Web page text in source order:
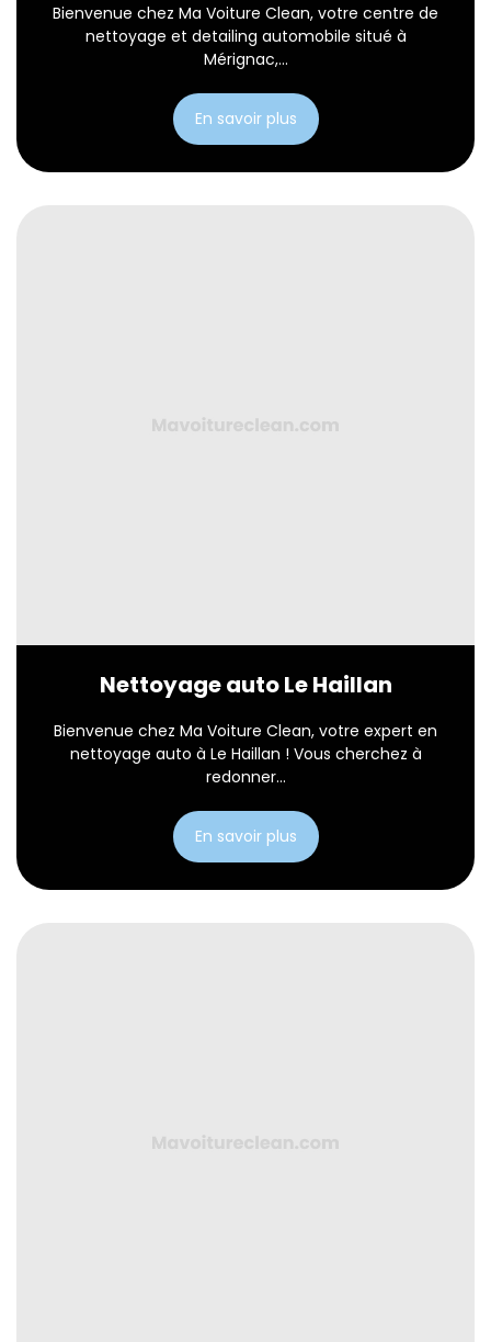
Bienvenue chez Ma Voiture Clean, votre centre de
nettoyage et detailing automobile situé à
Mérignac,...
En savoir plus
Nettoyage auto Le Haillan
Bienvenue chez Ma Voiture Clean, votre expert en
nettoyage auto à Le Haillan ! Vous cherchez à
redonner...
En savoir plus